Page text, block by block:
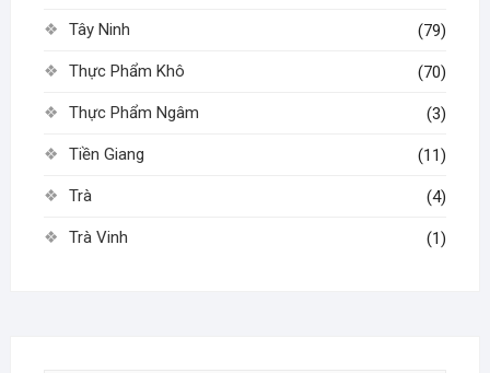
Tây Ninh (79)
Thực Phẩm Khô (70)
Thực Phẩm Ngâm (3)
Tiền Giang (11)
Trà (4)
Trà Vinh (1)